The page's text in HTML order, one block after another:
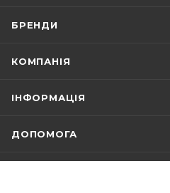
БРЕНДИ
КОМПАНІЯ
ІНФОРМАЦІЯ
ДОПОМОГА